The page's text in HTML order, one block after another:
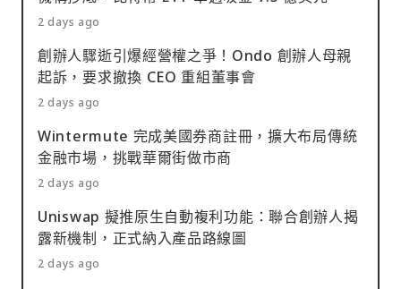
2 days ago
創辦人驟逝引爆經營權之爭！Ondo 創辦人母親
起訴，要求撤換 CEO 重組董事會
2 days ago
Wintermute 完成美國券商註冊，擴大布局傳統
金融市場，挑戰華爾街做市商
2 days ago
Uniswap 擬推原生自動複利功能：聯合創辦人揭
露新機制，正式納入產品路線圖
2 days ago